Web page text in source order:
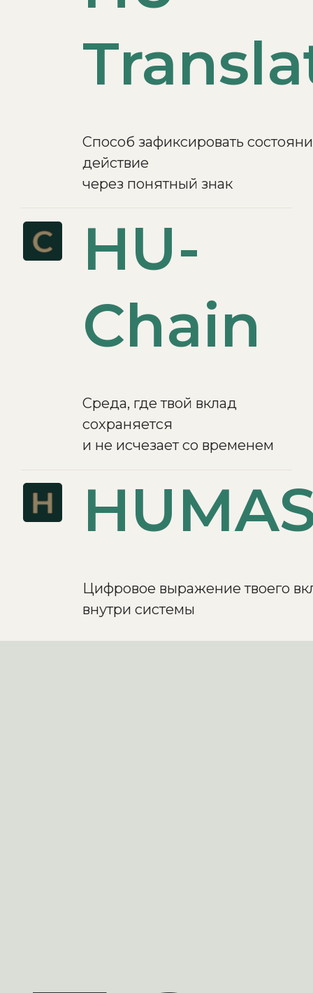
Способ зафиксировать
действие
через понятный знак
HU-
Chain
Среда, где твой вклад
сохраняется
и не исчезает со временем
Цифровое выражение твоего
внутри системы